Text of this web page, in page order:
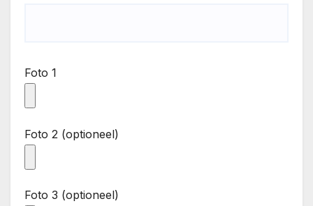
Foto 1
Foto 2 (optioneel)
Foto 3 (optioneel)